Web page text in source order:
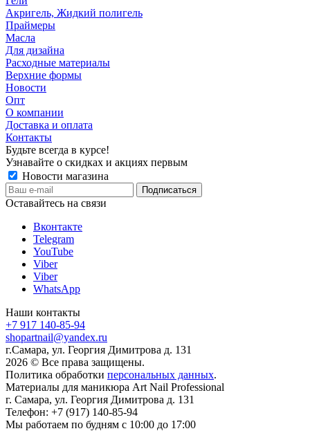
Акригель, Жидкий полигель
Праймеры
Масла
Для дизайна
Расходные материалы
Верхние формы
Новости
Опт
О компании
Доставка и оплата
Контакты
Будьте всегда в курсе!
Узнавайте о скидках и акциях первым
Новости магазина
Оставайтесь на связи
Вконтакте
Telegram
YouTube
Viber
Viber
WhatsApp
Наши контакты
+7 917 140-85-94
shopartnail@yandex.ru
г.Самара, ул. Георгия Димитрова д. 131
2026 © Все права защищены.
Политика обработки персональных данных.
Материалы для маникюра Art Nail Professional
г. Самара, ул. Георгия Димитрова д. 131
Телефон: +7 (917) 140-85-94
Мы работаем по будням с 10:00 до 17:00